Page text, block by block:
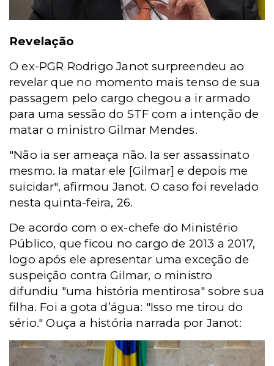
Revelação
O ex-PGR Rodrigo Janot surpreendeu ao
revelar que no momento mais tenso de sua
passagem pelo cargo chegou a ir armado
para uma sessão do STF com a intenção de
matar o ministro Gilmar Mendes.
"Não ia ser ameaça não. Ia ser assassinato
mesmo. Ia matar ele [Gilmar] e depois me
suicidar", afirmou Janot. O caso foi revelado
nesta quinta-feira, 26.
De acordo com o ex-chefe do Ministério
Público, que ficou no cargo de 2013 a 2017,
logo após ele apresentar uma exceção de
suspeição contra Gilmar, o ministro
difundiu "uma história mentirosa" sobre sua
filha. Foi a gota d’água: "Isso me tirou do
sério." Ouça a história narrada por Janot: